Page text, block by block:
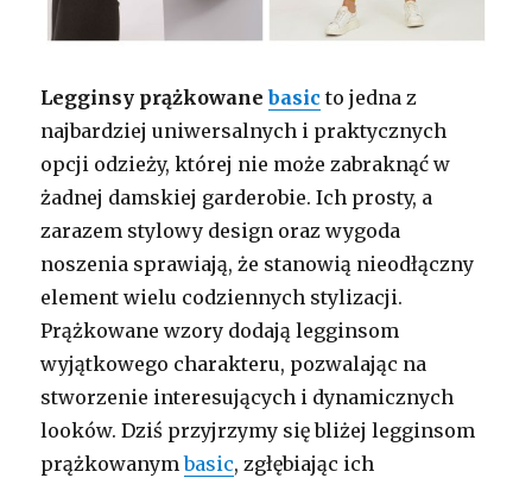
Legginsy prążkowanebasic to jedna z
najbardziej uniwersalnych i praktycznych
opcji odzieży, której nie może zabraknąć w
żadnej damskiej garderobie. Ich prosty, a
zarazem stylowy design oraz wygoda
noszenia sprawiają, że stanowią nieodłączny
element wielu codziennych stylizacji.
Prążkowane wzory dodają legginsom
wyjątkowego charakteru, pozwalając na
stworzenie interesujących i dynamicznych
looków. Dziś przyjrzymy się bliżej legginsom
prążkowanymbasic, zgłębiając ich